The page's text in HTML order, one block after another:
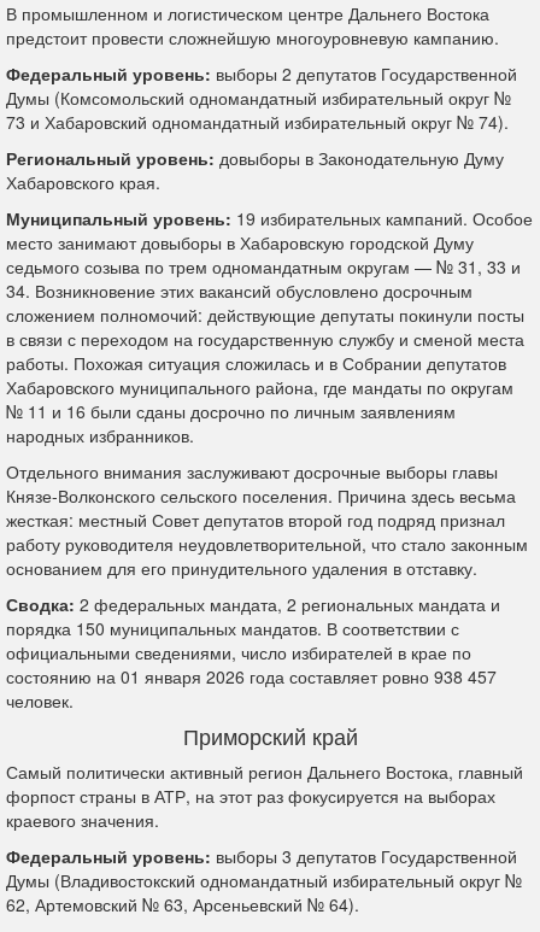
В промышленном и логистическом центре Дальнего Востока
предстоит провести сложнейшую многоуровневую кампанию.
Федеральный уровень: выборы 2 депутатов Государственной
Думы (Комсомольский одномандатный избирательный округ №
73 и Хабаровский одномандатный избирательный округ № 74).
Региональный уровень: довыборы в Законодательную Думу
Хабаровского края.
Муниципальный уровень: 19 избирательных кампаний. Особое
место занимают довыборы в Хабаровскую городской Думу
седьмого созыва по трем одномандатным округам — № 31, 33 и
34. Возникновение этих вакансий обусловлено досрочным
сложением полномочий: действующие депутаты покинули посты
в связи с переходом на государственную службу и сменой места
работы. Похожая ситуация сложилась и в Собрании депутатов
Хабаровского муниципального района, где мандаты по округам
№ 11 и 16 были сданы досрочно по личным заявлениям
народных избранников.
Отдельного внимания заслуживают досрочные выборы главы
Князе-Волконского сельского поселения. Причина здесь весьма
жесткая: местный Совет депутатов второй год подряд признал
работу руководителя неудовлетворительной, что стало законным
основанием для его принудительного удаления в отставку.
Сводка: 2 федеральных мандата, 2 региональных мандата и
порядка 150 муниципальных мандатов. В соответствии с
официальными сведениями, число избирателей в крае по
состоянию на 01 января 2026 года составляет ровно 938 457
человек.
Приморский край
Самый политически активный регион Дальнего Востока, главный
форпост страны в АТР, на этот раз фокусируется на выборах
краевого значения.
Федеральный уровень: выборы 3 депутатов Государственной
Думы (Владивостокский одномандатный избирательный округ №
62, Артемовский № 63, Арсеньевский № 64).